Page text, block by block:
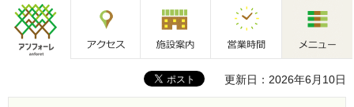
アンフォーレ 施設案内 営業時間
更新日：2026年6月10日